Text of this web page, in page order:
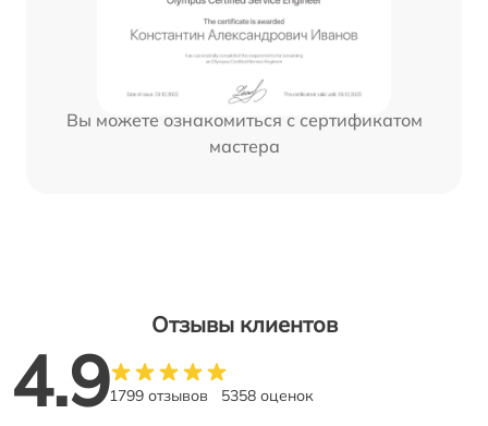
Вы можете ознакомиться с сертификатом
мастера
Отзывы клиентов
4.91799 отзывов 5358 оценок